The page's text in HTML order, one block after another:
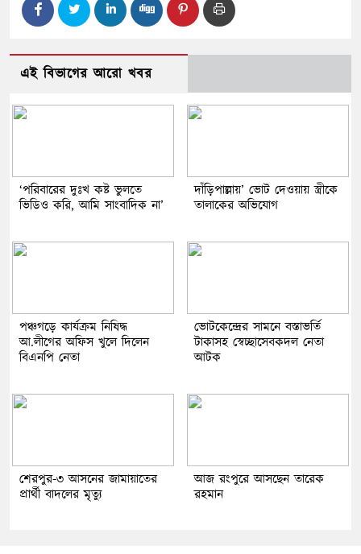
এই বিভাগের আরো খবর
‘পরিবারের দুঃখ কষ্ট ভুলতে
ভিডিও করি, আমি সাংবাদিক না’
দাঁড়িপাল্লায়’ ভোট দেওয়ায় স্ত্রীকে
তালাকের অভিযোগ
পঞ্চগড়ে কার্যক্রম নিষিদ্ধ
আ.লীগের অফিস খুলে দিলেন
বিএনপি নেতা
ভোটকেন্দ্রের সামনে বস্তাভর্তি
টাকাসহ স্বেচ্ছাসেবকদল নেতা
আটক
শেরপুর-৩ আসনের জামায়াতের
প্রার্থী বাদলের মৃত্যু
আজ রংপুরে আসছেন তারেক
রহমান